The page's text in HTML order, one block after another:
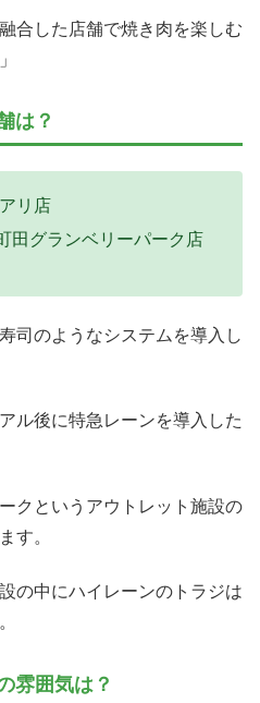
合した店舗で焼き肉を楽しむ
は？
リ店
田グランベリーパーク店
司のようなシステムを導入し
ル後に特急レーンを導入した
クというアウトレット施設の
す。
の中にハイレーンのトラジは
雰囲気は？